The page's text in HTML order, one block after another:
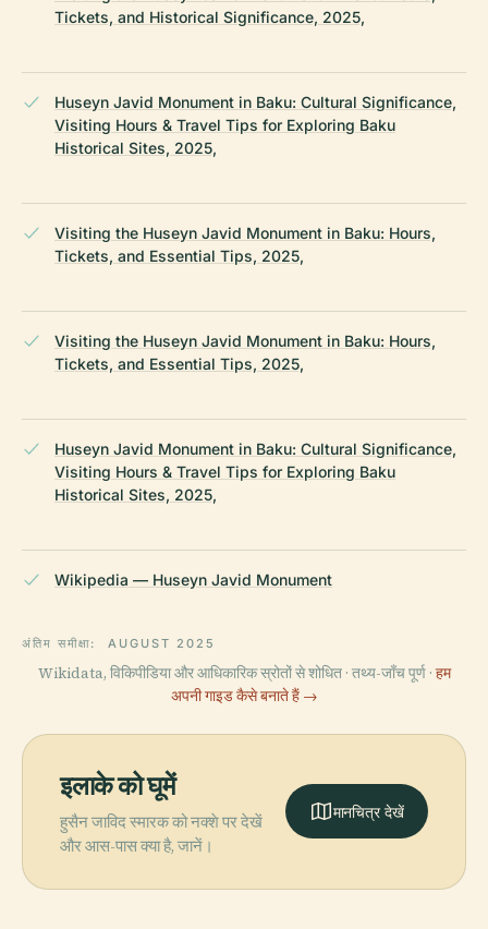
Tickets, and Historical Significance, 2025,
Huseyn Javid Monument in Baku: Cultural Significance,
Visiting Hours & Travel Tips for Exploring Baku
Historical Sites, 2025,
Visiting the Huseyn Javid Monument in Baku: Hours,
Tickets, and Essential Tips, 2025,
Visiting the Huseyn Javid Monument in Baku: Hours,
Tickets, and Essential Tips, 2025,
Huseyn Javid Monument in Baku: Cultural Significance,
Visiting Hours & Travel Tips for Exploring Baku
Historical Sites, 2025,
Wikipedia — Huseyn Javid Monument
अंतिम समीक्षा: AUGUST 2025
Wikidata, विकिपीडिया और आधिकारिक स्रोतों से शोधित · तथ्य-जाँच पूर्ण · हम
अपनी गाइड कैसे बनाते हैं →
इलाके को घूमें
हुसैन जाविद स्मारक को नक्शे पर देखें
और आस-पास क्या है, जानें।
मानचित्र देखें